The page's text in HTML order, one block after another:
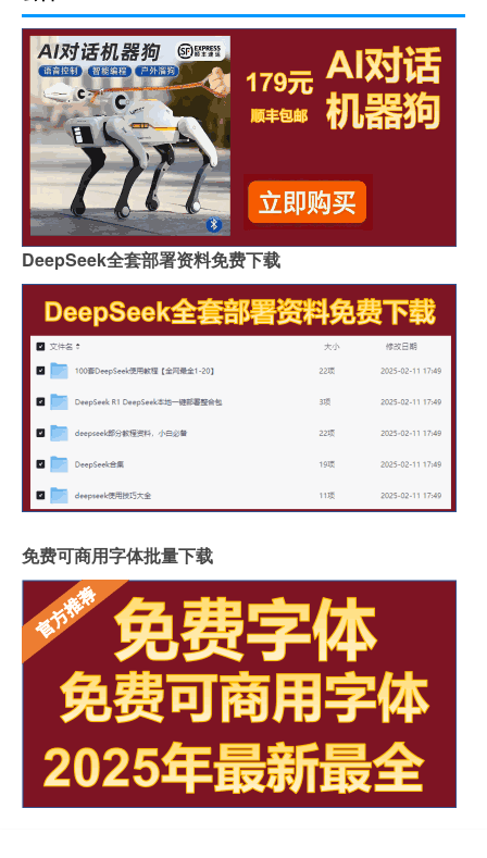
DeepSeek全套部署资料免费下载
免费可商用字体批量下载